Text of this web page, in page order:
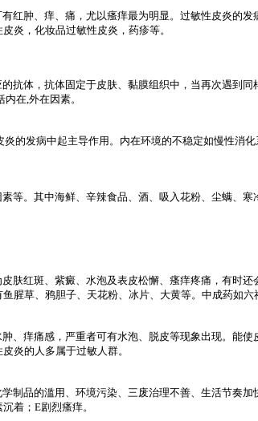
红肿、痒、痛，尤以瘙痒最为明显。过敏性皮炎的
炎，化妆品过敏性皮炎，药疹等。
抗体，抗体固定于皮肤、黏膜组织中，当再次遇到
在,外在因素。
的发病中起主导作用。内在环境的不稳定如慢性消
等。其中海鲜、辛辣食品、酒、吸入花粉、尘螨、
肤红斑、紫癜、水泡及表皮松懈、瘙痒疼痛，有时
腥草、鸦胆子、天花粉、冰片、大黄等。中成药如
、痒痛感，严重者可有水泡、脱皮等现象出现。能
炎的人多属于过敏人群。
制品的滥用、环境污染、三废治理不善、生活节奏
着；E剧烈瘙痒。